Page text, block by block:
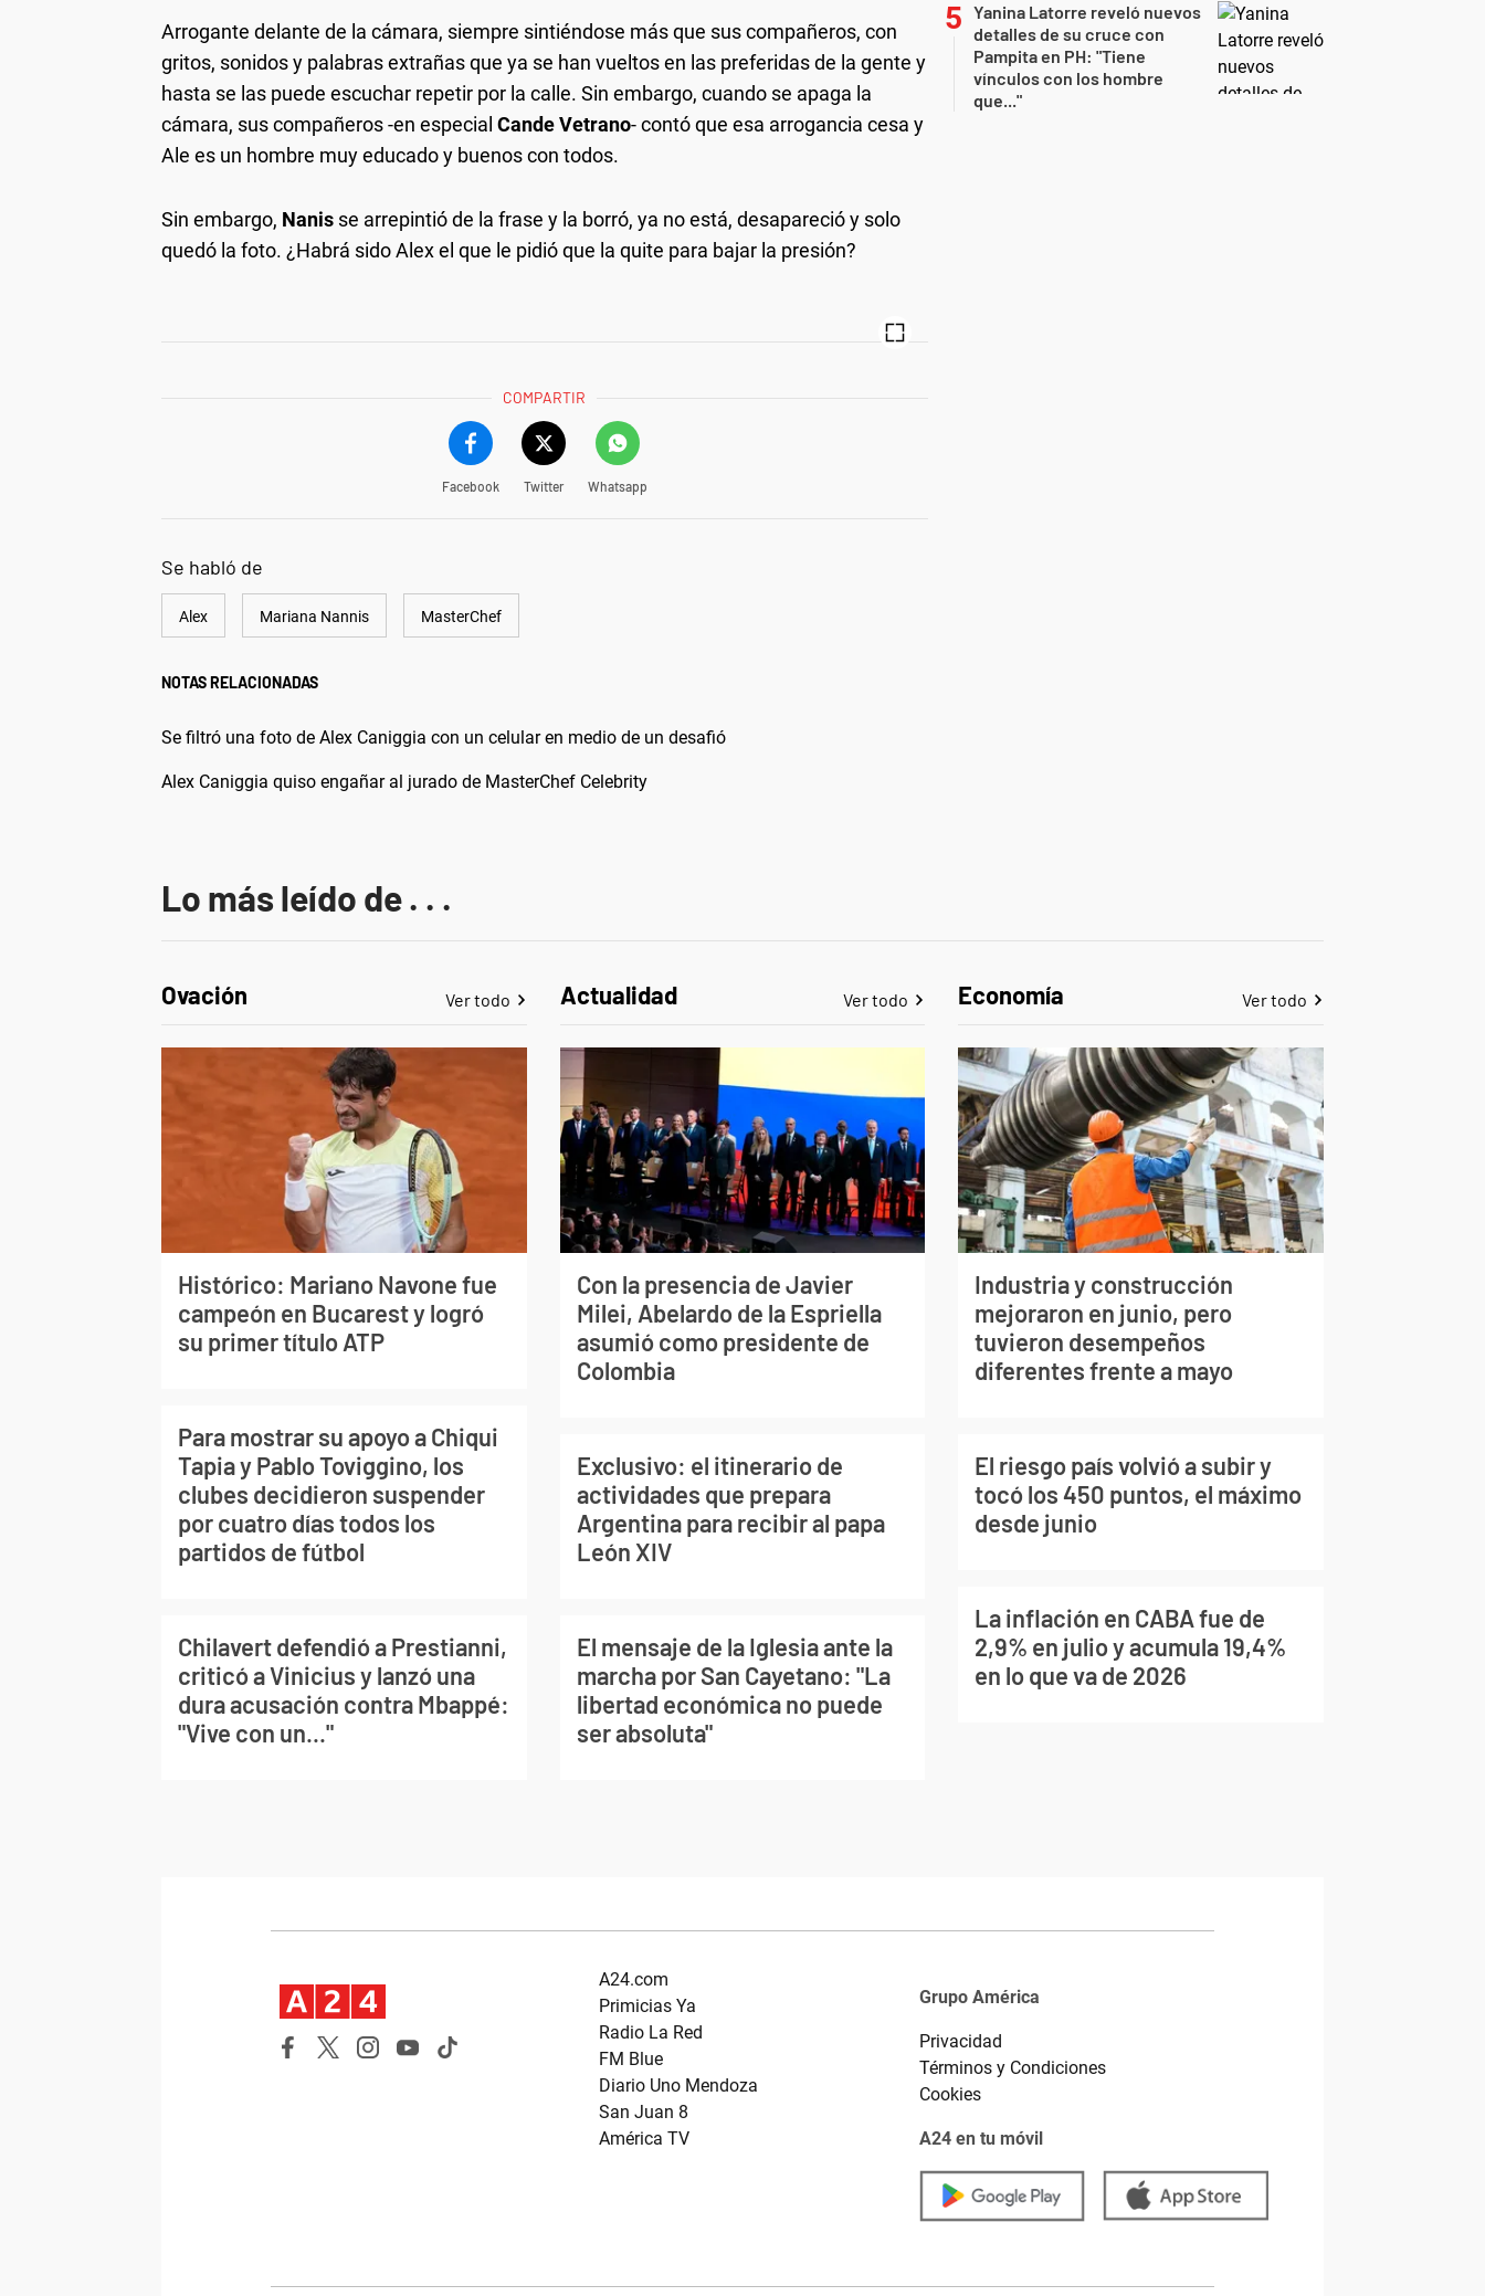
Arrogante delante de la cámara, siempre sintiéndose más que sus compañeros, con
gritos, sonidos y palabras extrañas que ya se han vueltos en las preferidas de la gente y
hasta se las puede escuchar repetir por la calle. Sin embargo, cuando se apaga la
cámara, sus compañeros -en especial Cande Vetrano- contó que esa arrogancia cesa y
Ale es un hombre muy educado y buenos con todos.
Sin embargo, Nanis se arrepintió de la frase y la borró, ya no está, desapareció y solo
quedó la foto. ¿Habrá sido Alex el que le pidió que la quite para bajar la presión?
COMPARTIR
Facebook Twitter Whatsapp
Se habló de
Alex Mariana Nannis MasterChef
NOTAS RELACIONADAS
Se filtró una foto de Alex Caniggia con un celular en medio de un desafió
Alex Caniggia quiso engañar al jurado de MasterChef Celebrity
Yanina Latorre reveló nuevos
detalles de su cruce con
Pampita en PH: "Tiene
vínculos con los hombre
que..."
Lo más leído de . . .
Ovación Ver todo
Histórico: Mariano Navone fue
campeón en Bucarest y logró
su primer título ATP
Para mostrar su apoyo a Chiqui
Tapia y Pablo Toviggino, los
clubes decidieron suspender
por cuatro días todos los
partidos de fútbol
Chilavert defendió a Prestianni,
criticó a Vinicius y lanzó una
dura acusación contra Mbappé:
"Vive con un..."
Actualidad Ver todo
Con la presencia de Javier
Milei, Abelardo de la Espriella
asumió como presidente de
Colombia
Exclusivo: el itinerario de
actividades que prepara
Argentina para recibir al papa
León XIV
El mensaje de la Iglesia ante la
marcha por San Cayetano: "La
libertad económica no puede
ser absoluta"
Economía Ver todo
Industria y construcción
mejoraron en junio, pero
tuvieron desempeños
diferentes frente a mayo
El riesgo país volvió a subir y
tocó los 450 puntos, el máximo
desde junio
La inflación en CABA fue de
2,9% en julio y acumula 19,4%
en lo que va de 2026
A24.com
Primicias Ya
Radio La Red
FM Blue
Diario Uno Mendoza
San Juan 8
América TV
Grupo América
Privacidad
Términos y Condiciones
Cookies
A24 en tu móvil